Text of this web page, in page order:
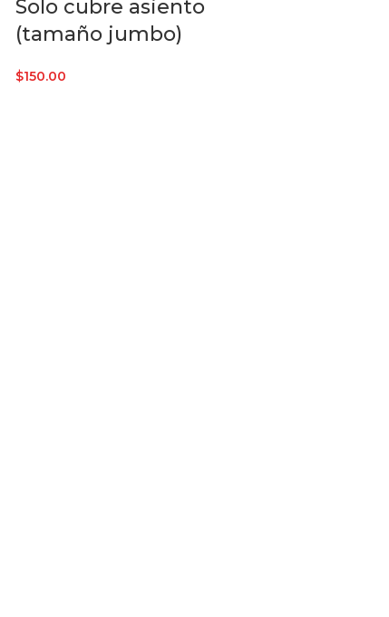
Solo cubre asiento
(tamaño jumbo)
$150.00